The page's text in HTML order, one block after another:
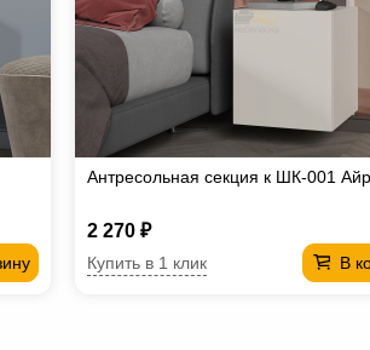
Антресольная секция к ШК-001
2 270 ₽
В
Купить в 1 клик